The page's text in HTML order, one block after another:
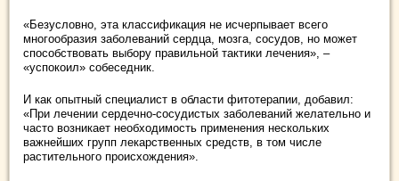
«Безусловно, эта классификация не исчерпывает всего
многообразия заболеваний сердца, мозга, сосудов, но может
способствовать выбору правильной тактики лечения», –
«успокоил» собеседник.
И как опытный специалист в области фитотерапии, добавил:
«При лечении сердечно-сосудистых заболеваний желательно и
часто возникает необходимость применения нескольких
важнейших групп лекарственных средств, в том числе
растительного происхождения».